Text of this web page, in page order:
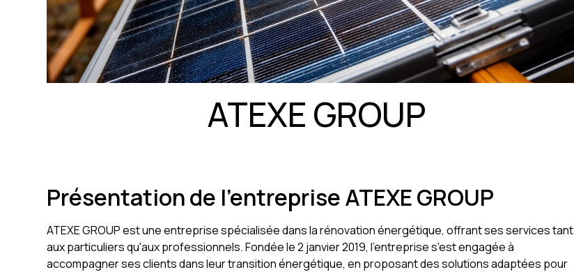
ATEXE GROUP
Présentation de l'entreprise ATEXE GROUP
ATEXE GROUP est une entreprise spécialisée dans la rénovation énergétique, offrant ses services tant
aux particuliers qu'aux professionnels. Fondée le 2 janvier 2019, l'entreprise s'est engagée à
accompagner ses clients dans leur transition énergétique, en proposant des solutions adaptées pour